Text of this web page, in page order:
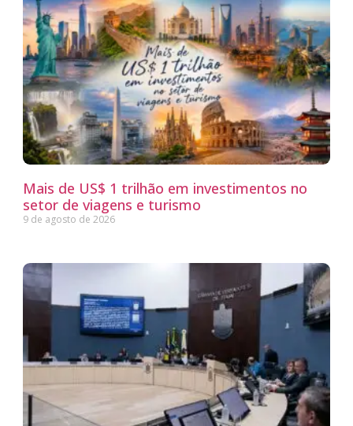
Mais de US$ 1 trilhão em investimentos no
setor de viagens e turismo
9 de agosto de 2026